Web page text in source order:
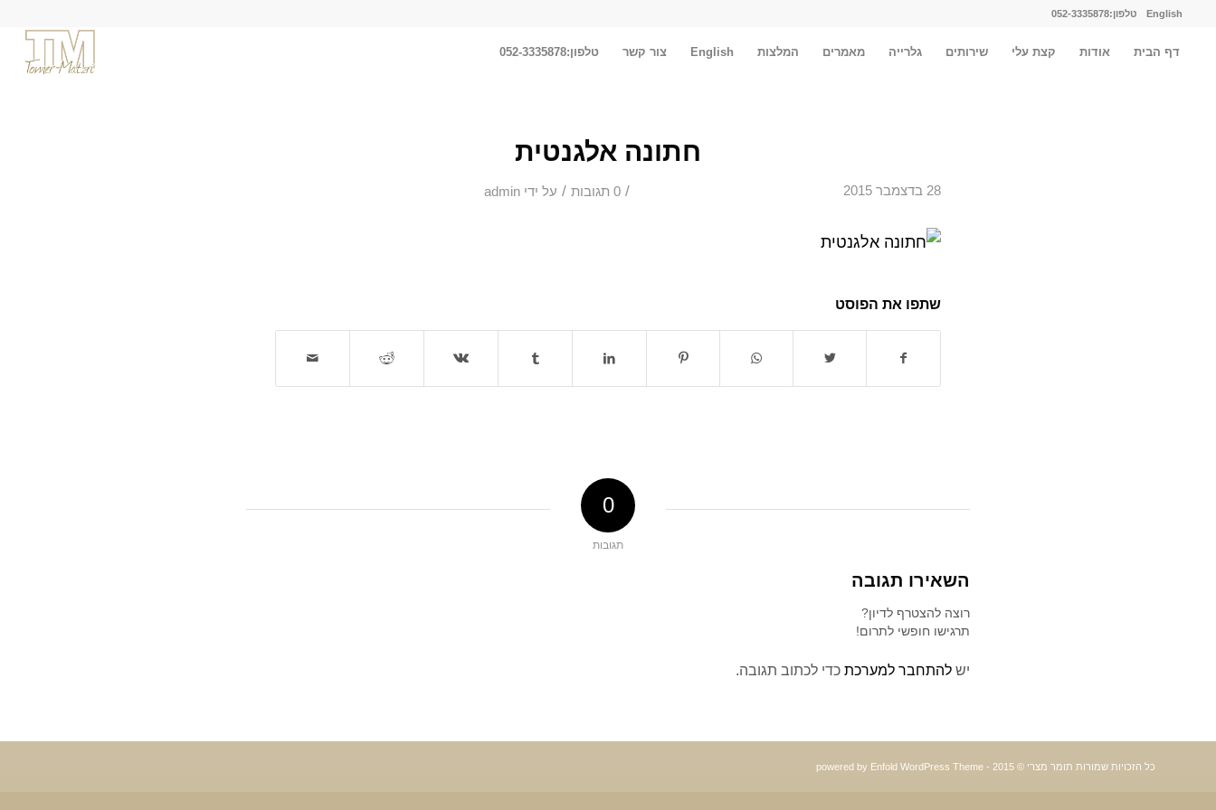
English טלפון:052-3335878
דף הבית אודות קצת עלי שירותים גלרייה מאמרים המלצות English צור קשר טלפון:052-3335878
חתונה אלגנטית
28 בדצמבר 2015 / 0 תגובות / על ידי admin
שתפו את הפוסט
0
תגובות
השאירו תגובה
רוצה להצטרף לדיון?
תרגישו חופשי לתרום!
יש להתחבר למערכת כדי לכתוב תגובה.
כל הזכויות שמורות תומר מצרי © 2015 - powered by Enfold WordPress Theme